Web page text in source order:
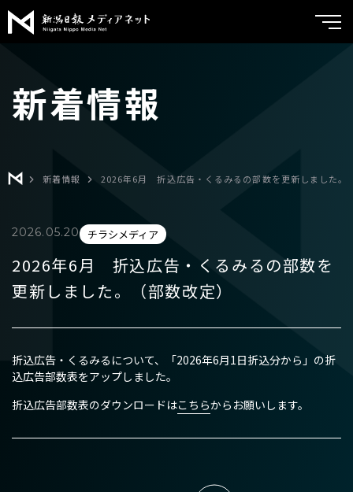
新潟日報
サービス紹介
ブランドコンサルティング
折込広告
くるみる
ポスティング
デジタルマーケティング
SP・イベント
よくあるご質問
新着情報
お問い合わせ
【本社】
〒950-1102 新潟市西区善久772番地2
新着情報
新着情報 2026年6月 折込広告・くるみるの部数を更新しました。
2026.05.20 チラシメディア
2026年6月 折込広告・くるみるの部数を
更新しました。（部数改定）
折込広告・くるみるについて、「2026年6月1日折込分から」の折
込広告部数表をアップしました。
折込広告部数表のダウンロードはこちらからお願いします。